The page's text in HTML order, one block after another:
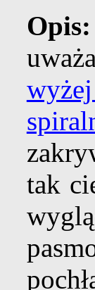
Opis:
tak